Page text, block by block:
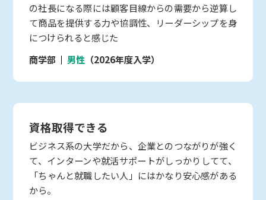
の社長になる際には顧客目線からの需要から逆算し
て商品を提供する力や協調性、リーダーシップを身
につけられると感じた
商学部
男性 （2026年度入学）
資格取得できる
ビジネス系の大学だから、企業とのつながりが強く
て、インターンや就活サポートがしっかりしてて、
「ちゃんと就職したい人」にはかなり安心感がある
から。